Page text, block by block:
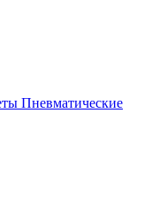
Пневматические